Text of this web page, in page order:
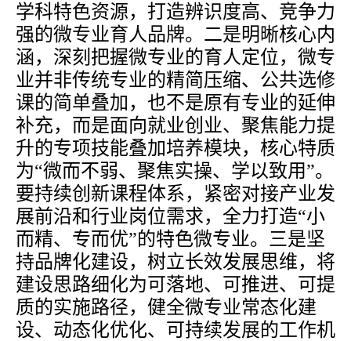
学科特色资源，打造辨识度高、竞争力
强的微专业育人品牌。二是明晰核心内
涵，深刻把握微专业的育人定位，微专
业并非传统专业的精简压缩、公共选修
课的简单叠加，也不是原有专业的延伸
补充，而是面向就业创业、聚焦能力提
升的专项技能叠加培养模块，核心特质
为“微而不弱、聚焦实操、学以致用”。
要持续创新课程体系，紧密对接产业发
展前沿和行业岗位需求，全力打造“小
而精、专而优”的特色微专业。三是坚
持品牌化建设，树立长效发展思维，将
建设思路细化为可落地、可推进、可提
质的实施路径，健全微专业常态化建
设、动态化优化、可持续发展的工作机